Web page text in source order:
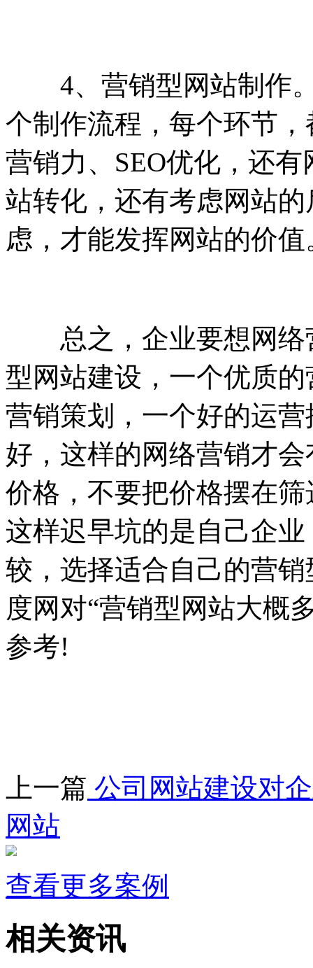
4、营销型网站制作。
个制作流程，每个环节
营销力、SEO优化，还
站转化，还有考虑网站
虑，才能发挥网站的价值
总之，企业要想网络
型网站建设，一个优质
营销策划，一个好的运
好，这样的网络营销才
价格，不要把价格摆在筛
这样迟早坑的是自己企
较，选择适合自己的营
度网对“营销型网站大概
参考!
上一篇 公司网站建设对
网站
查看更多案例
相关资讯